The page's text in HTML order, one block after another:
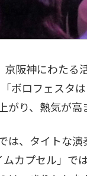
京阪神にわたる
ボロフェスタ
がり、熱気が高
は、タイトな
カプセル」で